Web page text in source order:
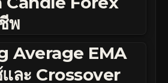
พ
Average EMA
ละ Crossover